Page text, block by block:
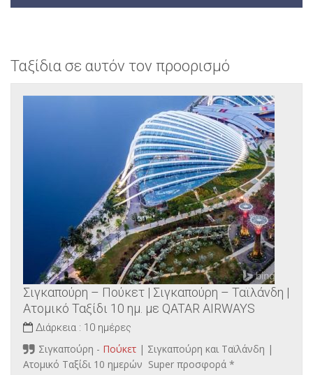
Ταξίδια σε αυτόν τον προορισμό
Σιγκαπούρη – Πούκετ | Σιγκαπούρη – Ταϊλάνδη |
Ατομικό Ταξίδι 10 ημ. με QATAR AIRWAYS
Διάρκεια : 10 ημέρες
Σιγκαπούρη - Πούκετ | Σιγκαπούρη και Ταϊλάνδη |
Ατομικό Ταξίδι 10 ημερών Super προσφορά *